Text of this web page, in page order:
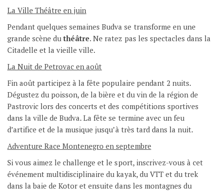
La Ville Théâtre en juin
Pendant quelques semaines Budva se transforme en une
grande scène duthéâtre. Ne ratez pas les spectacles dans la
Citadelle et la vieille ville.
La Nuit de Petrovac en août
Fin août participez à la fête populaire pendant 2 nuits.
Dégustez du poisson, de la bière et du vin de la région de
Pastrovic lors des concerts et des compétitions sportives
dans la ville de Budva. La fête se termine avec un feu
d’artifice et de la musique jusqu’à très tard dans la nuit.
Adventure Race Montenegro en septembre
Si vous aimez le challenge et le sport, inscrivez-vous à cet
événement multidisciplinaire du kayak, du VTT et du trek
dans la baie de Kotor et ensuite dans les montagnes du